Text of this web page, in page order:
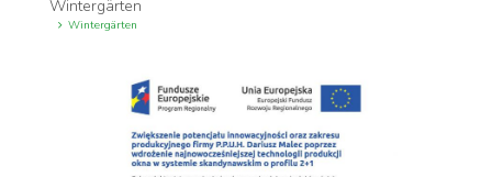
Wintergärten
Wintergärten